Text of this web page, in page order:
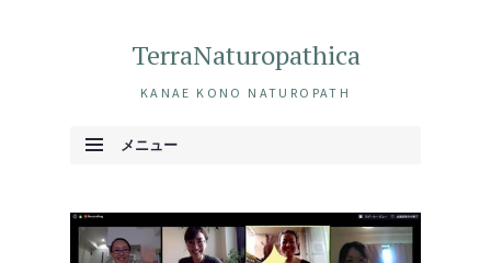
TerraNaturopathica
KANAE KONO NATUROPATH
メニュー